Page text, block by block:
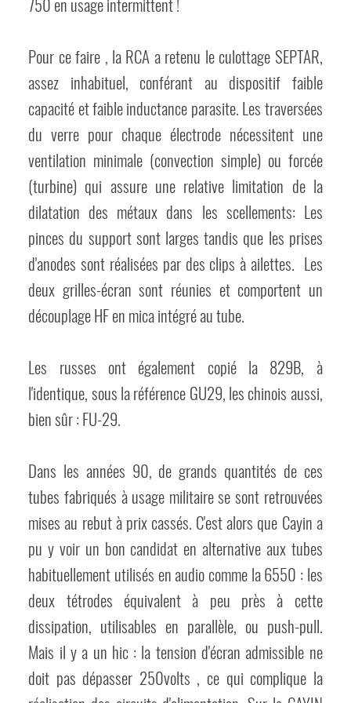
Pour ce faire , la RCA a retenu le culottage SEPTAR,
assez inhabituel, conférant au dispositif faible
capacité et faible inductance parasite. Les traversées
du verre pour chaque électrode nécessitent une
ventilation minimale (convection simple) ou forcée
(turbine) qui assure une relative limitation de la
dilatation des métaux dans les scellements: Les
pinces du support sont larges tandis que les prises
d'anodes sont réalisées par des clips à ailettes. Les
deux grilles-écran sont réunies et comportent un
découplage HF en mica intégré au tube.
Les russes ont également copié la 829B, à
l'identique, sous la référence GU29, les chinois aussi,
bien sûr : FU-29.
Dans les années 90, de grands quantités de ces
tubes fabriqués à usage militaire se sont retrouvées
mises au rebut à prix cassés. C'est alors que Cayin a
pu y voir un bon candidat en alternative aux tubes
habituellement utilisés en audio comme la 6550 : les
deux tétrodes équivalent à peu près à cette
dissipation, utilisables en parallèle, ou push-pull.
Mais il y a un hic : la tension d'écran admissible ne
doit pas dépasser 250volts , ce qui complique la